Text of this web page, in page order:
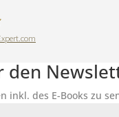
des E-Books zu